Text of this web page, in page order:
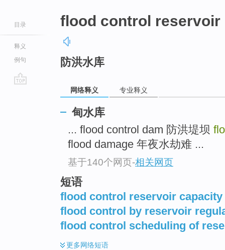
目录
释义
例句
flood control reservoir
防洪水库
网络释义 专业释义
甸水库
... flood control dam 防洪堤坝
flood damage 年夜水劫难 ...
基于140个网页-相关网页
短语
flood control reservoir capacity
flood control by reservoir
flood control scheduling of
更多网络短语